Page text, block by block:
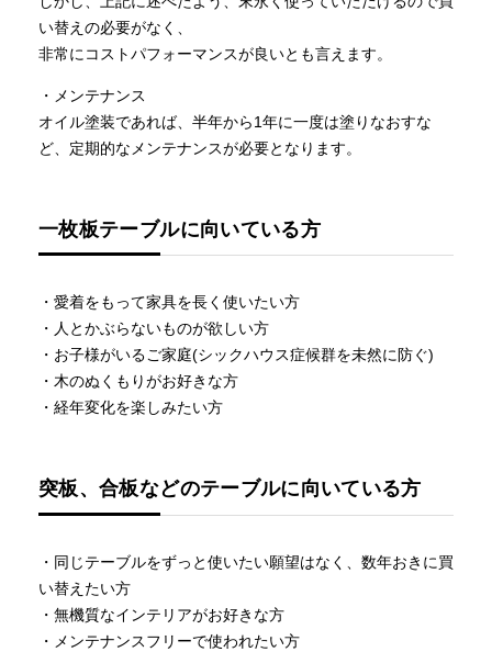
い替えの必要がなく、
非常にコストパフォーマンスが良いとも言えます。
・メンテナンス
オイル塗装であれば、半年から1年に一度は塗りなおすな
ど、定期的なメンテナンスが必要となります。
一枚板テーブルに向いている方
・愛着をもって家具を長く使いたい方
・人とかぶらないものが欲しい方
・お子様がいるご家庭(シックハウス症候群を未然に防ぐ)
・木のぬくもりがお好きな方
・経年変化を楽しみたい方
突板、合板などのテーブルに向いている方
・同じテーブルをずっと使いたい願望はなく、数年おきに買
い替えたい方
・無機質なインテリアがお好きな方
・メンテナンスフリーで使われたい方